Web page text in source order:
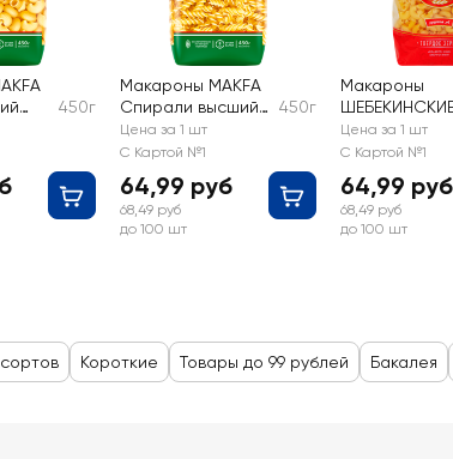
450г
Макароны MAKFA
Спирали высший
сорт
450г
Цена за 1 шт
С Картой №1
64,99 руб
68,49 руб
до 100 шт
Макароны
Рожок
группа, А
Цена за 1 шт
С Картой №1
64,99 руб
68,49 руб
до 100 шт
Короткие Товары до 99 рублей Бакалея